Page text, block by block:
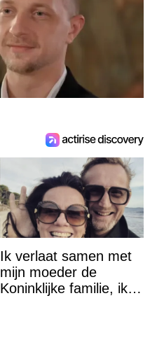
Ik verlaat samen met
mijn moeder de
Koninklijke familie, ik